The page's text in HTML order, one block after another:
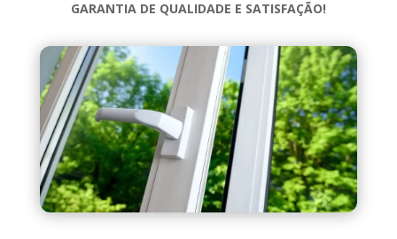
GARANTIA DE QUALIDADE E SATISFAÇÃO!